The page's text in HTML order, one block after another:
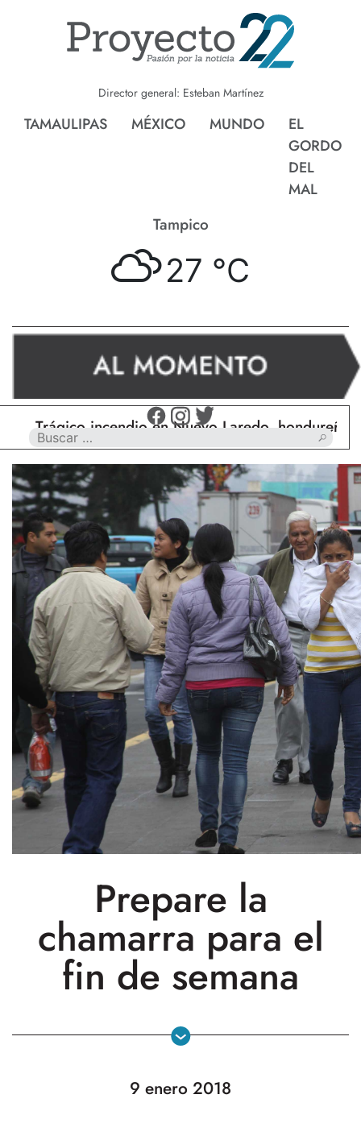
Director general: Esteban Martínez
TAMAULIPAS MÉXICO MUNDO
EL
GORDO
DEL
MAL
Tampico
27 °C
incendio en Nuevo Laredo, hondureño
Prepare la
chamarra para el
fin de semana
9 enero 2018